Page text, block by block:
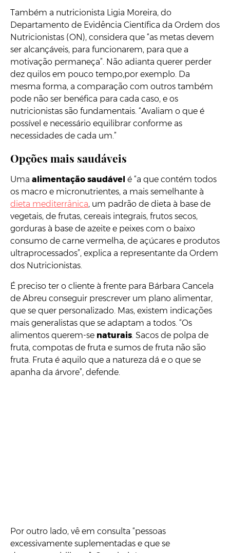
Também a nutricionista Ligia Moreira, do
Departamento de Evidência Científica da Ordem dos
Nutricionistas (ON), considera que “as metas devem
ser alcançáveis, para funcionarem, para que a
motivação permaneça”. Não adianta querer perder
dez quilos em pouco tempo,por exemplo. Da
mesma forma, a comparação com outros também
pode não ser benéfica para cada caso, e os
nutricionistas são fundamentais. “Avaliam o que é
possível e necessário equilibrar conforme as
necessidades de cada um.”
Opções mais saudáveis
Uma alimentação saudável é “a que contém todos
os macro e micronutrientes, a mais semelhante à
dieta mediterrânica, um padrão de dieta à base de
vegetais, de frutas, cereais integrais, frutos secos,
gorduras à base de azeite e peixes com o baixo
consumo de carne vermelha, de açúcares e produtos
ultraprocessados”, explica a representante da Ordem
dos Nutricionistas.
É preciso ter o cliente à frente para Bárbara Cancela
de Abreu conseguir prescrever um plano alimentar,
que se quer personalizado. Mas, existem indicações
mais generalistas que se adaptam a todos. “Os
alimentos querem-se naturais . Sacos de polpa de
fruta, compotas de fruta e sumos de fruta não são
fruta. Fruta é aquilo que a natureza dá e o que se
apanha da árvore”, defende.
Por outro lado, vê em consulta “pessoas
excessivamente suplementadas e que se